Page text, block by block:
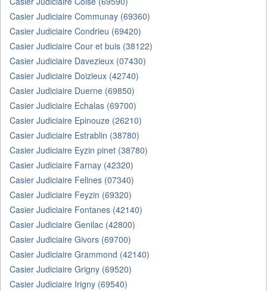
Casier Judiciaire Communay (69360)
Casier Judiciaire Condrieu (69420)
Casier Judiciaire Cour et buis (38122)
Casier Judiciaire Davezieux (07430)
Casier Judiciaire Doizieux (42740)
Casier Judiciaire Duerne (69850)
Casier Judiciaire Echalas (69700)
Casier Judiciaire Epinouze (26210)
Casier Judiciaire Estrablin (38780)
Casier Judiciaire Eyzin pinet (38780)
Casier Judiciaire Farnay (42320)
Casier Judiciaire Felines (07340)
Casier Judiciaire Feyzin (69320)
Casier Judiciaire Fontanes (42140)
Casier Judiciaire Genilac (42800)
Casier Judiciaire Givors (69700)
Casier Judiciaire Grammond (42140)
Casier Judiciaire Grigny (69520)
Casier Judiciaire Irigny (69540)